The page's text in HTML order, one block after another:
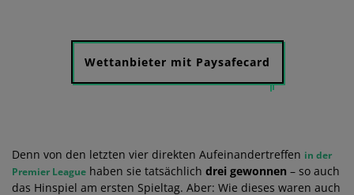
Wettanbieter mit Paysafecard
Denn von den letzten vier direkten Aufeinandertreffen in der
Premier League haben sie tatsächlich drei gewonnen – so auch
das Hinspiel am ersten Spieltag. Aber: Wie dieses waren auch